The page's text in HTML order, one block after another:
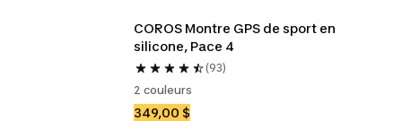
COROS Montre GPS de sport en
silicone, Pace 4
(93)
2 couleurs
349,00 $